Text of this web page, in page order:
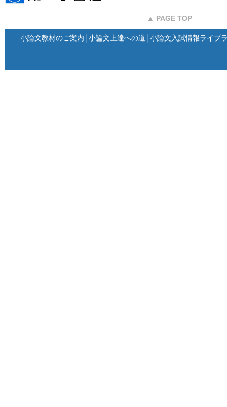
▲ PAGE TOP
小論文教材のご案内 小論文上達への道 小論文入試情報ライブ